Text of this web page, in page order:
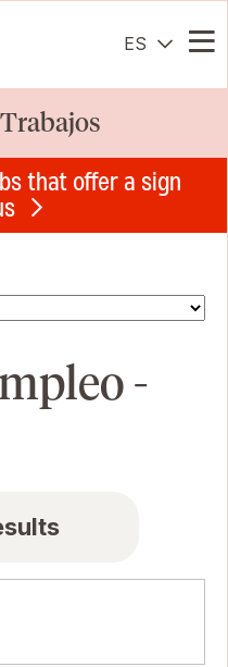
ES
that offer a sign
-